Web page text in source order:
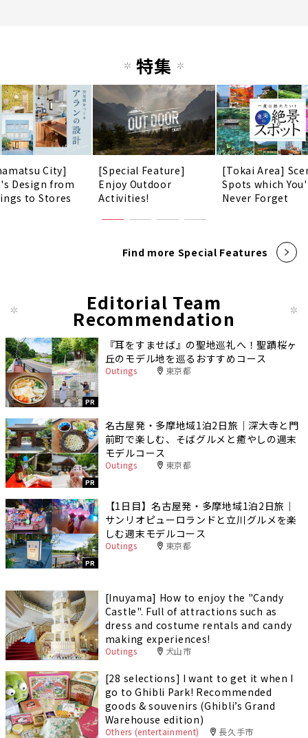
特集
City]
Design from
to Stores
[Special Feature]
Enjoy Outdoor
Activities!
[Tokai Area]
Spots which
Never Forget
Find more Special Features
Editorial Team
Recommendation
PR
『耳をすませば』の聖地巡礼へ！聖蹟桜ヶ
丘のモデル地を巡るおすすめコース
Outings 東京都
PR
名古屋発・多摩地域1泊2日旅｜深大寺と門
前町で楽しむ、そばグルメと癒やしの週末
モデルコース
Outings 東京都
PR
【1日目】名古屋発・多摩地域1泊2日旅｜
サンリオピューロランドと立川グルメを楽
しむ週末モデルコース
Outings 東京都
[Inuyama] How to enjoy the "Candy
Castle". Full of attractions such as
dress and costume rentals and candy
making experiences!
Outings 犬山市
[28 selections] I want to get it when I
go to Ghibli Park! Recommended
goods & souvenirs (Ghibli’s Grand
Warehouse edition)
Others (entertainment) 長久手市